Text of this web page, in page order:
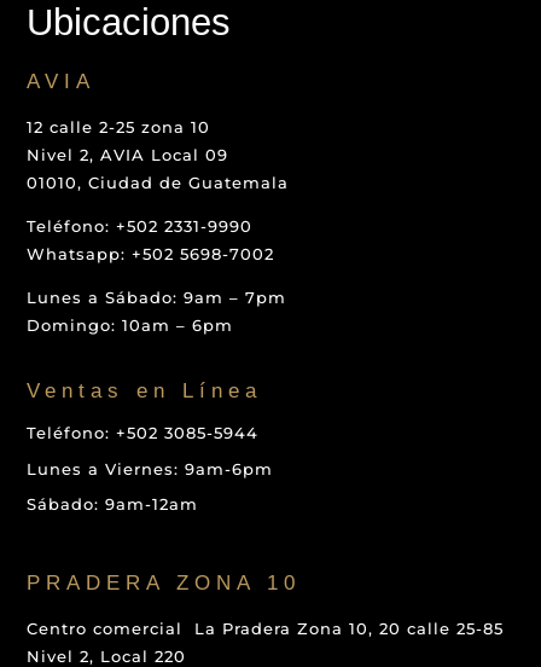
Ubicaciones
AVIA
12 calle 2-25 zona 10
Nivel 2, AVIA Local 09
01010, Ciudad de Guatemala
Teléfono: +502 2331-9990
Whatsapp: +502 5698-7002
Lunes a Sábado: 9am – 7pm
Domingo: 10am – 6pm
Ventas en Línea
Teléfono: +502 3085-5944
Lunes a Viernes: 9am-6pm
Sábado: 9am-12am
PRADERA ZONA 10
Centro comercial La Pradera Zona 10, 20 calle 25-85
Nivel 2, Local 220